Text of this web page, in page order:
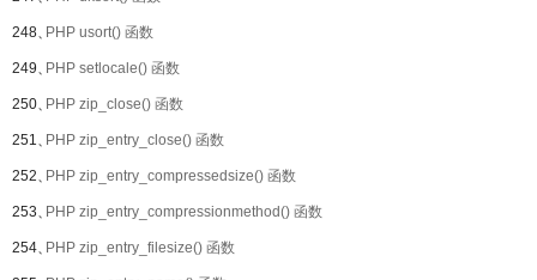
248、PHP usort() 函数
249、PHP setlocale() 函数
250、PHP zip_close() 函数
251、PHP zip_entry_close() 函数
252、PHP zip_entry_compressedsize() 函数
253、PHP zip_entry_compressionmethod() 函数
254、PHP zip_entry_filesize() 函数